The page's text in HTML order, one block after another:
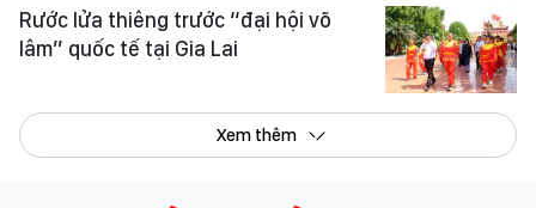
Rước lửa thiêng trước “đại hội võ
lâm” quốc tế tại Gia Lai
Xem thêm